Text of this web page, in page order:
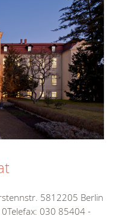
5812205 Berlin
030 85404 -